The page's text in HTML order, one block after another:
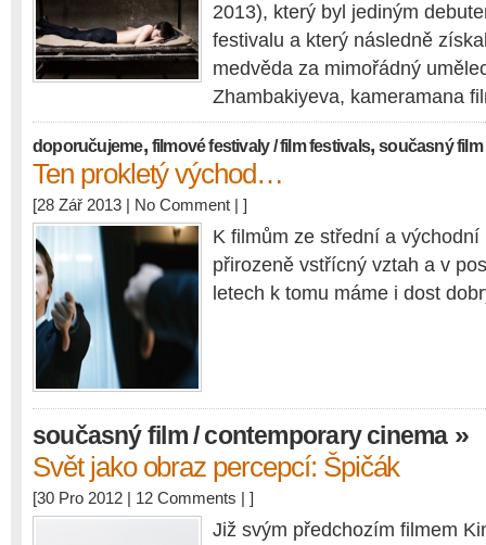
2013), který byl jediným
festivalu a který následně
medvěda za mimořádný
Zhambakiyeva, kameramana
doporučujeme, filmové festivaly / film festivals,současný film
Ten prokletý východ…
[28 Zář 2013 | No Comment | ]
K filmům ze střední a východní
přirozeně vstřícný vztah a v
letech k tomu máme i dost
současný film / contemporary cinema»
Svět jako obraz percepcí: Špičák
[30 Pro 2012 | 12 Comments | ]
Již svým předchozím filmem